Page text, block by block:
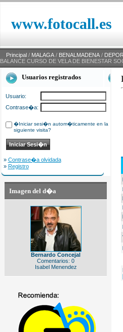
www.fotocall.es
Principal / MALAGA / BENALMADENA /
BALANCE CURSO DE VELA DE BIENESTAR
Usuarios registrados
Usuario:
Contrase�a:
�Iniciar sesi�n autom�ticamente en la
siguiente visita?
» Contrase�a olvidada
» Registro
Imagen del d�a
Bernardo Concejal
Comentarios: 0
Isabel Menendez